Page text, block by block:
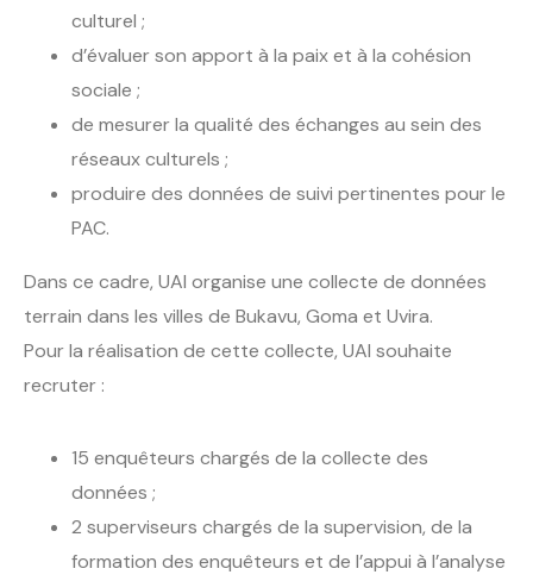
culturel ;
d’évaluer son apport à la paix et à la cohésion
sociale ;
de mesurer la qualité des échanges au sein des
réseaux culturels ;
produire des données de suivi pertinentes pour le
PAC.
Dans ce cadre, UAI organise une collecte de données
terrain dans les villes de Bukavu, Goma et Uvira.
Pour la réalisation de cette collecte, UAI souhaite
recruter :
15 enquêteurs chargés de la collecte des
données ;
2 superviseurs chargés de la supervision, de la
formation des enquêteurs et de l’appui à l’analyse